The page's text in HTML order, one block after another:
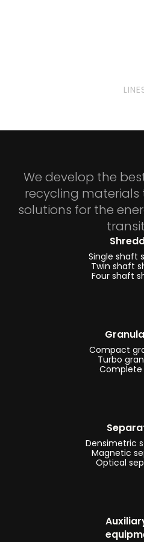
We develop the
recycling
solutions for the
Single shaft
Twin shaft
Four shaft
Compact
Turbo
Complete
Densimetric
Magnetic
Optical